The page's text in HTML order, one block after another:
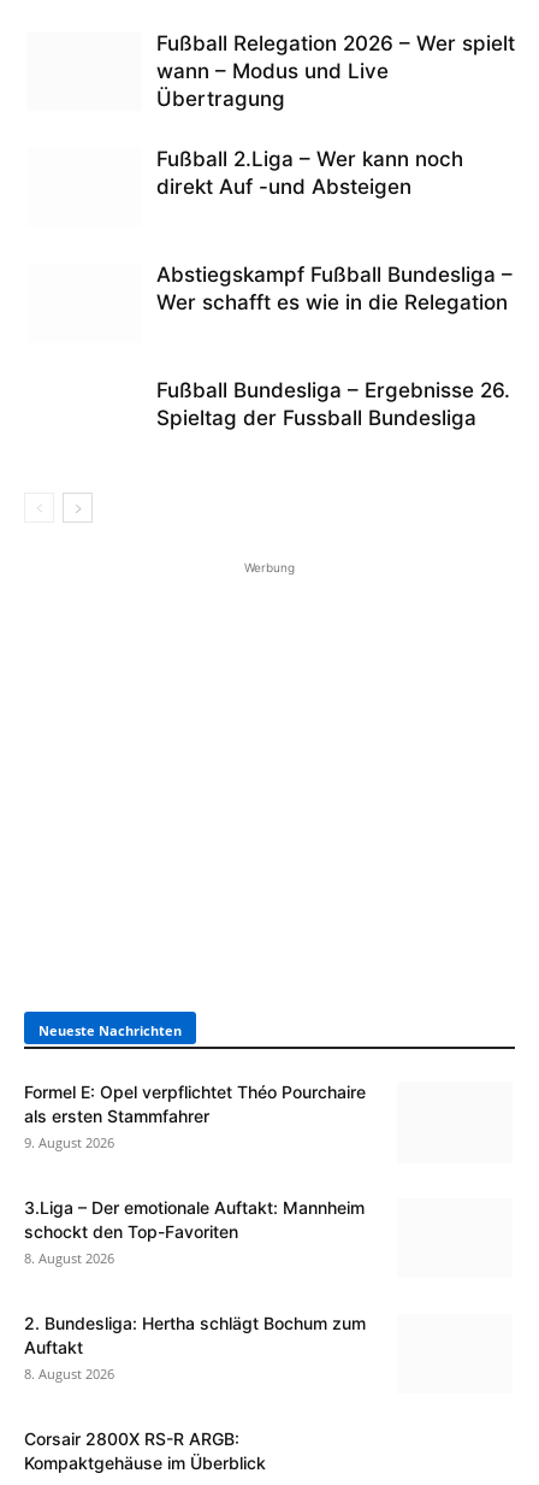
Fußball Relegation 2026 – Wer spielt
wann – Modus und Live
Übertragung
Fußball 2.Liga – Wer kann noch
direkt Auf -und Absteigen
Abstiegskampf Fußball Bundesliga –
Wer schafft es wie in die Relegation
Fußball Bundesliga – Ergebnisse 26.
Spieltag der Fussball Bundesliga
Werbung
Neueste Nachrichten
Formel E: Opel verpflichtet Théo Pourchaire
als ersten Stammfahrer
9. August 2026
3.Liga – Der emotionale Auftakt: Mannheim
schockt den Top-Favoriten
8. August 2026
2. Bundesliga: Hertha schlägt Bochum zum
Auftakt
8. August 2026
Corsair 2800X RS-R ARGB:
Kompaktgehäuse im Überblick